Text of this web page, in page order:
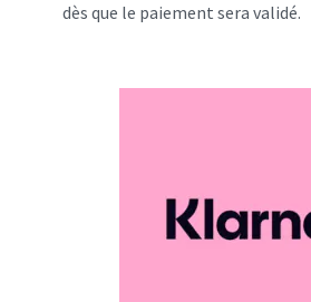
dès que le paiement sera validé.